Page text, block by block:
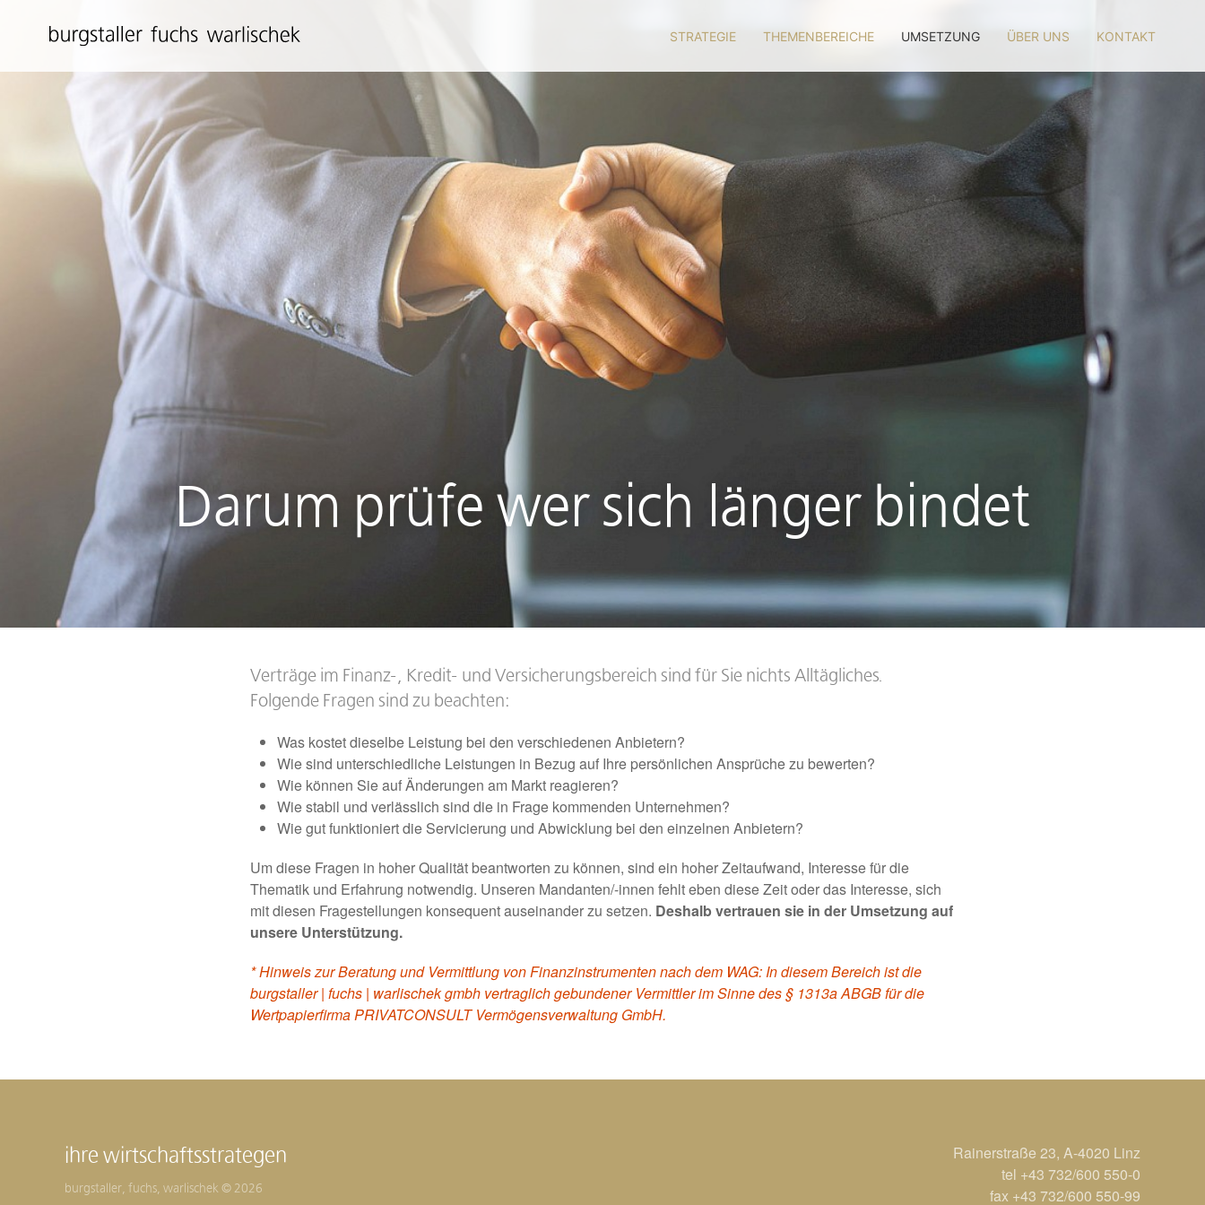
Darum prüfe wer sich länger bindet
STRATEGIE THEMENBEREICHE UMSETZUNG ÜBER UNS KONTAKT
Verträge im Finanz-, Kredit- und Versicherungsbereich sind für Sie nichts Alltägliches.
Folgende Fragen sind zu beachten:
Was kostet dieselbe Leistung bei den verschiedenen Anbietern?
Wie sind unterschiedliche Leistungen in Bezug auf Ihre persönlichen Ansprüche zu bewerten?
Wie können Sie auf Änderungen am Markt reagieren?
Wie stabil und verlässlich sind die in Frage kommenden Unternehmen?
Wie gut funktioniert die Servicierung und Abwicklung bei den einzelnen Anbietern?
Um diese Fragen in hoher Qualität beantworten zu können, sind ein hoher Zeitaufwand, Interesse für die
Thematik und Erfahrung notwendig. Unseren Mandanten/-innen fehlt eben diese Zeit oder das Interesse, sich
mit diesen Fragestellungen konsequent auseinander zu setzen. Deshalb vertrauen sie in der Umsetzung auf
unsere Unterstützung.
* Hinweis zur Beratung und Vermittlung von Finanzinstrumenten nach dem WAG: In diesem Bereich ist die
burgstaller | fuchs | warlischek gmbh vertraglich gebundener Vermittler im Sinne des § 1313a ABGB für die
Wertpapierfirma PRIVATCONSULT Vermögensverwaltung GmbH.
ihre wirtschaftsstrategen
burgstaller, fuchs, warlischek © 2026
Rainerstraße 23, A-4020 Linz
tel +43 732/600 550-0
fax +43 732/600 550-99